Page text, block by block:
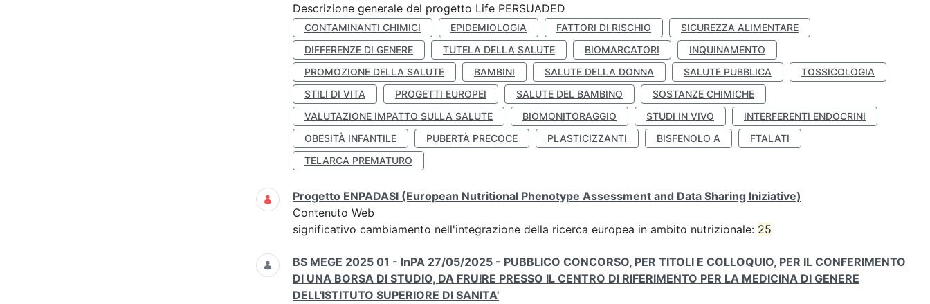
Descrizione generale del progetto Life PERSUADED
CONTAMINANTI CHIMICI EPIDEMIOLOGIA FATTORI DI RISCHIO
SICUREZZA ALIMENTARE
DIFFERENZE DI GENERE
TUTELA DELLA SALUTE BIOMARCATORI
INQUINAMENTO
PROMOZIONE DELLA SALUTE
BAMBINI SALUTE DELLA DONNA SALUTE PUBBLICA
TOSSICOLOGIA
STILI DI VITA
PROGETTI EUROPEI SALUTE DEL BAMBINO
SOSTANZE CHIMICHE
VALUTAZIONE IMPATTO SULLA SALUTE
BIOMONITORAGGIO STUDI IN VIVO
INTERFERENTI ENDOCRINI
OBESITÀ INFANTILE
PUBERTÀ PRECOCE PLASTICIZZANTI BISFENOLO A
FTALATI
TELARCA PREMATURO
Progetto ENPADASI (European Nutritional Phenotype Assessment and Data Sharing Iniziative)
Contenuto Web
significativo cambiamento nell'integrazione della ricerca europea in ambito nutrizionale: 25
BS MEGE 2025 01 - InPA 27/05/2025 - PUBBLICO CONCORSO, PER TITOLI E COLLOQUIO, PER IL CONFERIMENTO
DI UNA BORSA DI STUDIO, DA FRUIRE PRESSO IL CENTRO DI RIFERIMENTO PER LA MEDICINA DI GENERE
DELL'ISTITUTO SUPERIORE DI SANITA'